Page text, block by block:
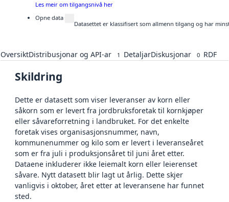
Les meir om tilgangsnivå her
Opne data
Datasettet er klassifisert som allmenn tilgang og har
OversiktDistribusjonar og API-ar 1 DetaljarDiskusjonar 0 RDF
Skildring
Dette er datasett som viser leveranser av korn eller
såkorn som er levert fra jordbruksforetak til kornkjøper
eller såvareforretning i landbruket. For det enkelte
foretak vises organisasjonsnummer, navn,
kommunenummer og kilo som er levert i leveranseåret
som er fra juli i produksjonsåret til juni året etter.
Dataene inkluderer ikke leiemalt korn eller leierenset
såvare. Nytt datasett blir lagt ut årlig. Dette skjer
vanligvis i oktober, året etter at leveransene har funnet
sted.